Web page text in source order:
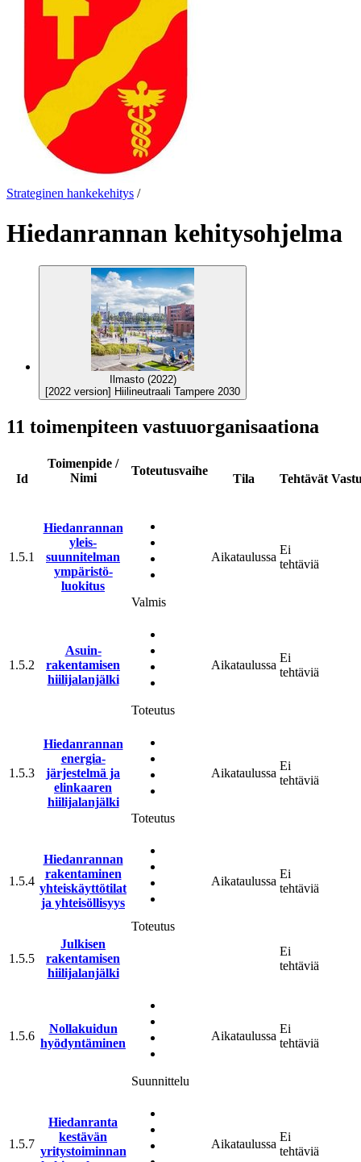
Strateginen hankekehitys /
Hiedanrannan kehitysohjelma
Ilmasto (2022)
[2022 version] Hiilineutraali Tampere 2030
11 toimenpiteen vastuuorganisaationa
Id
Toimenpide /
Nimi
Toteutusvaihe
Tila Tehtävät
1.5.1
Hiedanrannan
yleis­
suunnitelman
ympäristö­
luokitus
Valmis
Aikataulussa
Ei
tehtäviä
1.5.2
Asuin­
rakentamisen
hiilijalanjälki
Toteutus
Aikataulussa
Ei
tehtäviä
1.5.3
Hiedanrannan
energia­
järjestelmä ja
elinkaaren
hiilijalanjälki
Toteutus
Aikataulussa
Ei
tehtäviä
1.5.4
Hiedanrannan
rakentaminen
yhteis­käyttö­tilat
ja yhteisöllisyys
Toteutus
Aikataulussa
Ei
tehtäviä
1.5.5
Julkisen
rakentamisen
hiilijalanjälki
Ei
tehtäviä
1.5.6
Nollakuidun
hyödyntäminen
Suunnittelu
Aikataulussa
Ei
tehtäviä
1.5.7
Hiedanranta
kestävän
yritystoiminnan
Aikataulussa
Ei
tehtäviä